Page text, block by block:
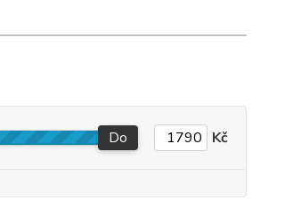
Do Kč